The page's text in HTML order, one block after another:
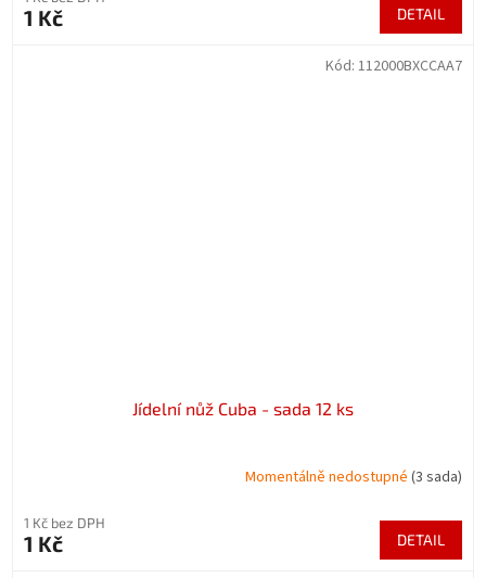
1 Kč DETAIL
Jídelní nůž Cuba - sada 12 ks
Momentálně nedostupné (3 sada)
1 Kč bez DPH
1 Kč DETAIL
Kód: 112000BXCCAA7